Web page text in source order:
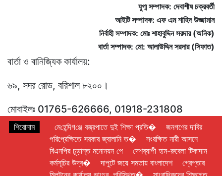
যুগ্ম সম্পাদক: দেবাশীষ চক্রবর্তী
আইটি সম্পাদক: এফ এম শাহিদ উজ্জামান
নির্বাহী সম্পাদক: মোঃ শাহাবুদ্দিন সরদার (অনিক)
বার্তা সম্পাদক: মো: আলাউদ্দিন সরদার (সিফাত)
বার্তা ও বানিজ্যিক কার্যালয়:
৬৯, সদর রোড, বরিশাল ৮২০০।
মোবাইলঃ 01765-626666, 01918-231808
ই-মেইল : thebarisal2@gmail.com
© All rights reserved © TheBarisal
Design & Developed BY
ENGINEER BD
শিরোনাম মে‌হে‌ন্দিগ‌ঞ্জে বজ্রপাতে দুই শিক্ষা প্রতি�
জনগণের দাবির
পরিপ্রেক্ষিতে সরকার জ্বালানি ত�
সংরক্ষিত নারী আসনে
বিএনপির চূড়ান্ত মনোনয়ন পে
দেশব্যাপী হাম-রুবেলা টিকাদান
কর্মসূচির উদ্ব�
দাপুটে জয়ে সমতায় বাংলাদেশ
গ্রেপ্তার